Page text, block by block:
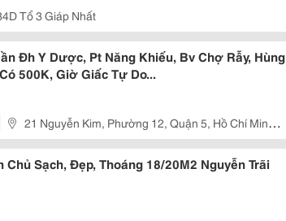
Tổ 3 Giáp Nhất
Đh Y Dược, Pt Năng Khiếu, Bv Chợ Rẫy, Hùng
500K, Giờ Giấc Tự Do...
21 Nguyễn Kim, Phường 12, Quận 5, Hồ Chí Minh,
Chủ Sạch, Đẹp, Thoáng 18/20M2 Nguyễn Trãi